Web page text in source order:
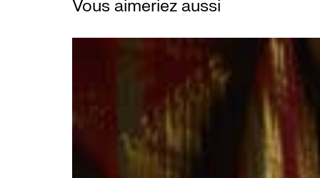
Vous aimeriez aussi